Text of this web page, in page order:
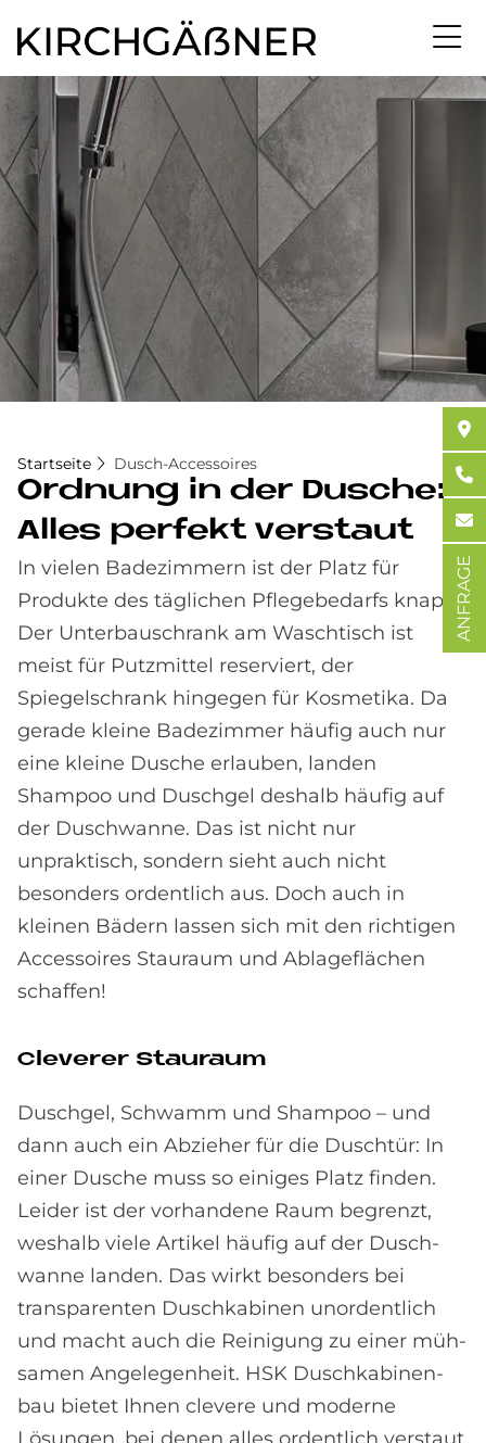
Direkt
Inhalt
Startseite Dusch-Accessoires
Ord­nung in der Du­sche:
Al­les per­fe­kt ver­staut
In vielen Badezimmern ist der Platz für
Produkte des täglichen Pflegebedarfs knapp:
Der Unterbauschrank am Waschtisch ist
meist für Putzmittel reserviert, der
Spiegelschrank hingegen für Kosmetika. Da
gerade kleine Badezimmer häufig auch nur
eine kleine Dusche erlauben, landen
Shampoo und Duschgel deshalb häufig auf
der Duschwanne. Das ist nicht nur
unpraktisch, sondern sieht auch nicht
besonders ordentlich aus. Doch auch in
kleinen Bädern lassen sich mit den richtigen
Accessoires Stauraum und Ablageflächen
schaffen!
Cle­ve­rer Stau­raum
Duschgel, Schwamm und Shampoo – und
dann auch ein Abzieher für die Duschtür: In
einer Dusche muss so einiges Platz finden.
Leider ist der vor­handene Raum begrenzt,
weshalb viele Artikel häufig auf der Dusch­
wanne landen. Das wirkt besonders bei
transparenten Dusch­kabinen unordentlich
und macht auch die Reinigung zu einer müh­
samen Angelegenheit. HSK Dusch­kabinen­
bau bietet Ihnen clevere und moderne
ANFRAGE